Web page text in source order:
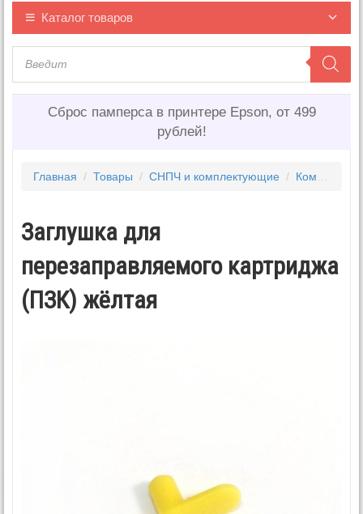
Каталог товаров
Сброс памперса в принтере Epson, от 499
рублей!
Главная / Товары / СНПЧ и комплектующие / Комплектующие для снпч
Заглушка для
перезаправляемого картриджа
(ПЗК) жёлтая